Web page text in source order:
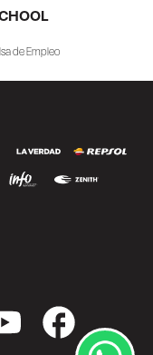
además
de Empleo